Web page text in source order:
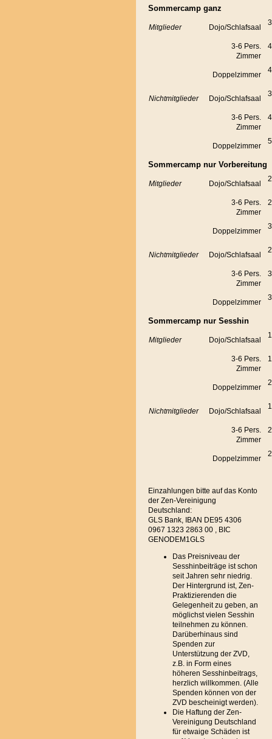
Sommercamp ganz
Mitglieder Dojo/Schlafsaal
3-6 Pers.
Zimmer
Doppelzimmer
Nichtmitglieder Dojo/Schlafsaal
3-6 Pers.
Zimmer
Doppelzimmer
Sommercamp nur Vorbereitung
Mitglieder Dojo/Schlafsaal
3-6 Pers.
Zimmer
Doppelzimmer
Nichtmitglieder Dojo/Schlafsaal
3-6 Pers.
Zimmer
Doppelzimmer
Sommercamp nur Sesshin
Mitglieder Dojo/Schlafsaal
3-6 Pers.
Zimmer
Doppelzimmer
Nichtmitglieder Dojo/Schlafsaal
3-6 Pers.
Zimmer
Doppelzimmer
Einzahlungen bitte auf das Konto
der Zen-Vereinigung
Deutschland:
GLS Bank, IBAN DE95 4306
0967 1323 2863 00 , BIC
GENODEM1GLS
Das Preisniveau der
Sesshinbeiträge ist schon
seit Jahren sehr niedrig.
Der Hintergrund ist, Zen-
Praktizierenden die
Gelegenheit zu geben, an
möglichst vielen Sesshin
teilnehmen zu können.
Darüberhinaus sind
Spenden zur
Unterstützung der ZVD,
z.B. in Form eines
höheren Sesshinbeitrags,
herzlich willkommen. (Alle
Spenden können von der
ZVD bescheinigt werden).
Die Haftung der Zen-
Vereinigung Deutschland
für etwaige Schäden ist